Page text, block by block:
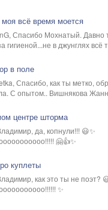
всё время моется
Спасибо Мохнатый. Давно
гигиеной...не в джунглях всё
в поле
Спасибо, как ты метко,
С опытом.. Вишнякова
центре шторма
да, копнули!!! 😃✨
🤗👍✨
куплеты
как это ты не поэт?
✨